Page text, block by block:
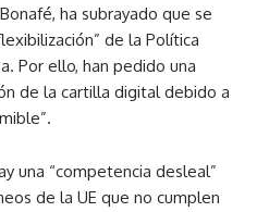
ha subrayado que se
de la Política
Por ello, han pedido una
de la cartilla digital debido a
una “competencia desleal”
de la UE que no cumplen